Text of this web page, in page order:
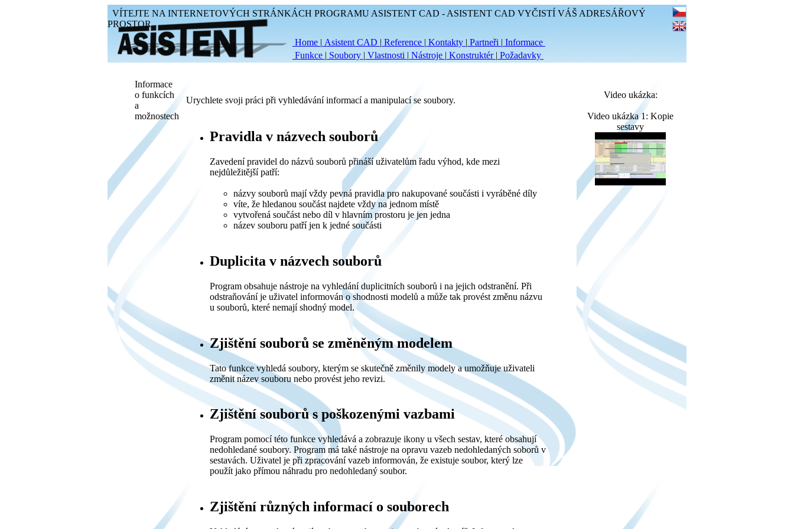
VÍTEJTE NA INTERNETOVÝCH STRÁNKÁCH PROGRAMU ASISTENT CAD - ASISTENT CAD VYČISTÍ VÁŠ ADRESÁŘOVÝ
PROSTOR
Home | Asistent CAD | Reference | Kontakty | Partneři | Informace
Funkce | Soubory | Vlastnosti | Nástroje | Konstruktér | Požadavky
Informace
o funkcích
a
možnostech
Urychlete svoji práci při vyhledávání informací a manipulací se soubory.
Pravidla v názvech souborů
Zavedení pravidel do názvů souborů přináší uživatelům řadu výhod, kde mezi
nejdůležitější patří:
názvy souborů mají vždy pevná pravidla pro nakupované součásti i vyráběné díly
víte, že hledanou součást najdete vždy na jednom místě
vytvořená součást nebo díl v hlavním prostoru je jen jedna
název souboru patří jen k jedné součásti
Duplicita v názvech souborů
Program obsahuje nástroje na vyhledání duplicitních souborů i na jejich odstranění. Při
odstraňování je uživatel informován o shodnosti modelů a může tak provést změnu názvu
u souborů, které nemají shodný model.
Zjištění souborů se změněným modelem
Tato funkce vyhledá soubory, kterým se skutečně změnily modely a umožňuje uživateli
změnit název souboru nebo provést jeho revizi.
Zjištění souborů s poškozenými vazbami
Program pomocí této funkce vyhledává a zobrazuje ikony u všech sestav, které obsahují
nedohledané soubory. Program má také nástroje na opravu vazeb nedohledaných soborů v
sestavách. Uživatel je při zpracování vazeb informován, že existuje soubor, který lze
použít jako přímou náhradu pro nedohledaný soubor.
Zjištění různých informací o souborech
Video ukázka:
Video ukázka 1: Kopie
sestavy